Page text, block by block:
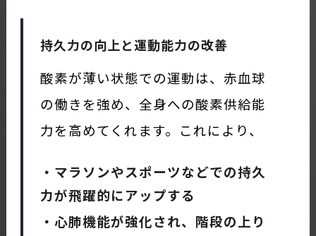
持久力の向上と運動能力の改善
酸素が薄い状態での運動は、赤血球
の働きを強め、全身への酸素供給能
力を高めてくれます。これにより、
・マラソンやスポーツなどでの持久
力が飛躍的にアップする
・心肺機能が強化され、階段の上り